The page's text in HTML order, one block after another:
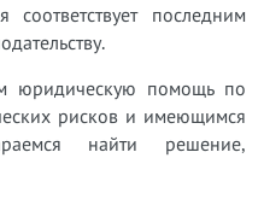
последним
юридическую помощь по
рисков и имеющимся
найти решение,